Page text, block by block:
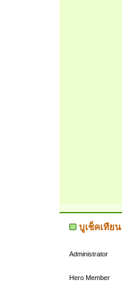
บูเช็คเทียน
Administrator
Hero Member